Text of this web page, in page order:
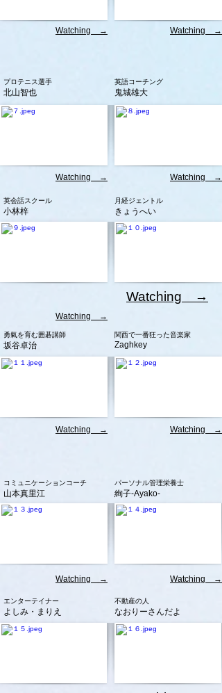
Watching → Watching →
プロテニス選手
北山智也
Watching →
​英会話スクール
小林梓
英語コーチング
鬼城雄大
Watching →
月経ジェントル
きょうへい
Watching →
Watching →
勇氣を育む囲碁講師
坂谷卓治
Watching →
関西で一番狂った音楽家
Zaghkey
Watching →
コミュニケーションコーチ
山本真里江
Watching →
エンターテイナー
よしみ・まりえ
パーソナル管理栄養士
絢子-Ayako-
Watching →
不動産の人
なおりーさんだよ